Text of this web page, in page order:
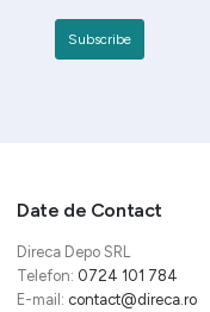
Date de Contact
Direca Depo SRL
Telefon: 0724 101 784
E-mail: contact@direca.ro